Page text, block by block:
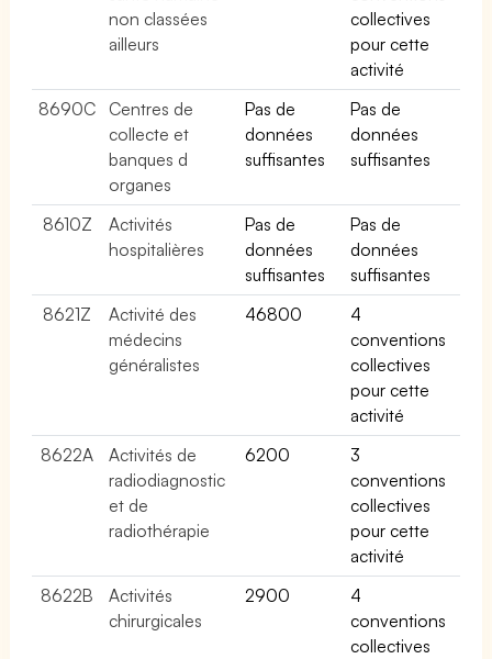
non classées
ailleurs
collectives
pour cette
activité
8690C
Centres de
collecte et
banques d
organes
Pas de
données
suffisantes
Pas de
données
suffisantes
8610Z
Activités
hospitalières
Pas de
données
suffisantes
Pas de
données
suffisantes
8621Z
Activité des
médecins
généralistes
46800
4
conventions
collectives
pour cette
activité
8622A
Activités de
radiodiagnostic
et de
radiothérapie
6200
3
conventions
collectives
pour cette
activité
8622B
Activités
chirurgicales
2900
4
conventions
collectives